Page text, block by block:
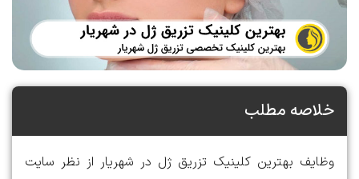
خلاصه مطلب
وظایف بهترین کلینیک تزریق ژل در شهریار از نظر سایت